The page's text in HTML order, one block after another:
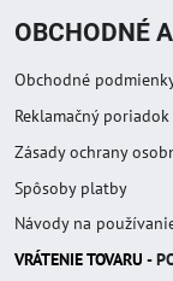
OBCHODNÉ
Obchodné
Reklamačný poriadok
Zásady ochrany
Spôsoby platby
Návody na
VRÁTENIE TOVARU -